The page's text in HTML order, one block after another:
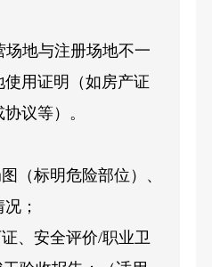
场地与注册场地不一
用证明（如房产证
议等）。
（标明危险部位）、
；
、安全评价/职业卫